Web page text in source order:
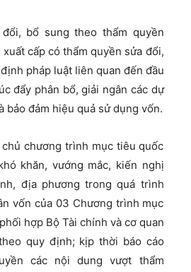
bổ sung theo thẩm quyền
xuất cấp có thẩm quyền sửa đổi,
pháp luật liên quan đến đầu
đẩy phân bổ, giải ngân các dự
bảo đảm hiệu quả sử dụng vốn.
chủ chương trình mục tiêu quốc
khăn, vướng mắc, kiến nghị
địa phương trong quá trình
vốn của 03 Chương trình mục
hợp Bộ Tài chính và cơ quan
quy định; kịp thời báo cáo
các nội dung vượt thẩm